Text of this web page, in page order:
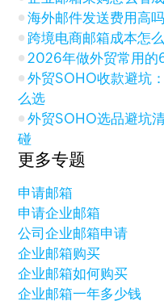
海外邮件发送费用高
跨境电商邮箱成本怎
2026年做外贸常用的
外贸SOHO收款避坑
么选
外贸SOHO选品避坑
碰
更多专题
申请邮箱
申请企业邮箱
公司企业邮箱申请
企业邮箱购买
企业邮箱如何购买
企业邮箱一年多少钱